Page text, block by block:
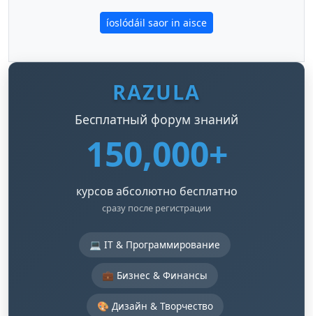
íoslódáil saor in aisce
RAZULA
Бесплатный форум знаний
150,000+
курсов абсолютно бесплатно
сразу после регистрации
💻 IT & Программирование
💼 Бизнес & Финансы
🎨 Дизайн & Творчество